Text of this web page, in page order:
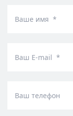
Ваше имя *
Ваш E-mail *
Ваш телефон